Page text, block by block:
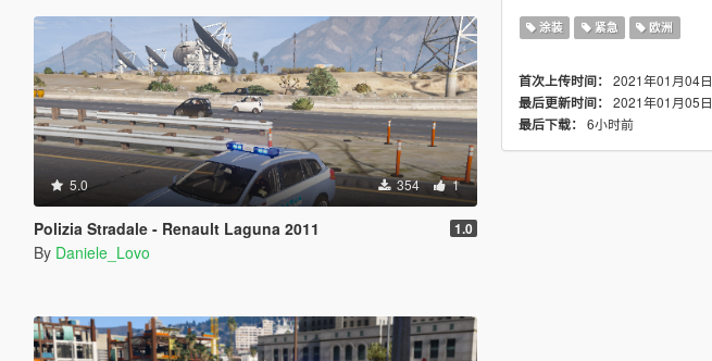
5.0 354 1
Polizia Stradale - Renault Laguna 2011 1.0
By Daniele_Lovo
涂装 紧急 欧洲
首次上传时间： 2021年01月04日
最后更新时间： 2021年01月05日
最后下载： 6小时前